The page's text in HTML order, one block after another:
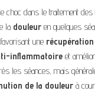
choc dans le traitement
la douleur en quelques
une
inflammatoire et
les séances, mais
de la douleur à